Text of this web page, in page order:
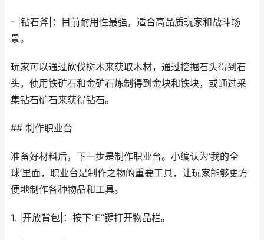
- |钻石斧|：目前耐用性最强，适合高品质玩家和战斗场
景。
玩家可以通过砍伐树木来获取木材，通过挖掘石头得到石
头，使用铁矿石和金矿石炼制得到金块和铁块，或通过采
集钻石矿石来获得钻石。
## 制作职业台
准备好材料后，下一步是制作职业台。小编认为‘我的全
球’里面，职业台是制作之物的重要工具，让玩家能够更方
便地制作各种物品和工具。
1. |开放背包|：按下“E”键打开物品栏。